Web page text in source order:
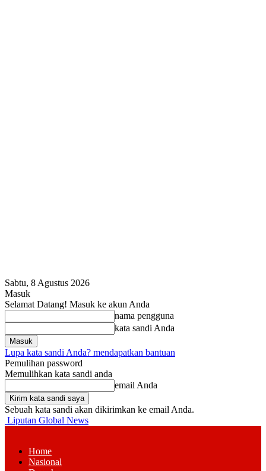
Sabtu, 8 Agustus 2026
Masuk
Selamat Datang! Masuk ke akun Anda
nama pengguna
kata sandi Anda
Lupa kata sandi Anda? mendapatkan bantuan
Pemulihan password
Memulihkan kata sandi anda
email Anda
Sebuah kata sandi akan dikirimkan ke email Anda.
Liputan Global News
Home
Nasional